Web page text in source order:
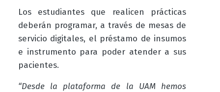
Los estudiantes que realicen prácticas
deberán programar, a través de mesas de
servicio digitales, el préstamo de insumos
e instrumento para poder atender a sus
pacientes.
“Desde la plataforma de la UAM hemos